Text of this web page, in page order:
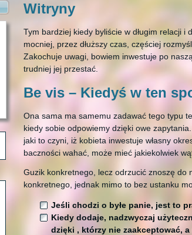
Witryny
Tym bardziej kiedy byliście w długim relacji i
mocniej, przez dłuższy czas, częściej
Zakochuje uwagi, bowiem inwestuje po
trudniej jej przestać.
Be vis – Kiedyś w ten
Ona sama ma samemu zadawać tego typu
kiedy sobie odpowiemy dzięki owe
jaki to czyni, iż kobieta inwestuje własny
baczności wahać, może mieć jakiekolwiek
Guzik konkretnego, lecz odrzucić znoszę do
konkretnego, jednak mimo to bez ustanku
Jeśli chodzi o byłe panie, jest to
Kiedy dodaje, nadzwyczaj
dzięki , którzy nie zaakceptować,